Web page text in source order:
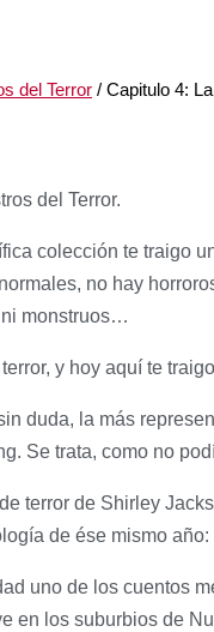
del Terror / Capitulo 4:
del Terror.
colección te traigo
no hay
monstruos…
y hoy aquí te
duda, la más
Se trata, como no
terror de Shirley
de ése mismo
uno de los cuentos
en los suburbios de